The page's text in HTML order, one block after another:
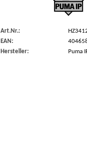
Art.Nr.:
EAN:
Hersteller:
Puma